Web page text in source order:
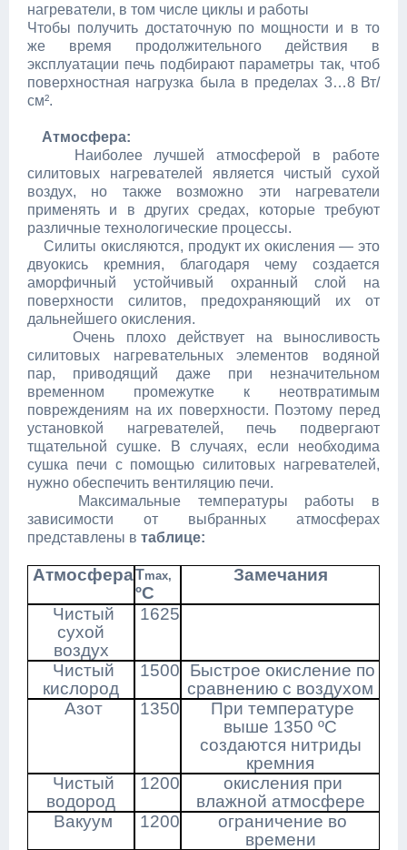
нагреватели, в том числе циклы и работы
Чтобы получить достаточную по мощности и в то
же время продолжительного действия в
эксплуатации печь подбирают параметры так, чтоб
поверхностная нагрузка была в пределах 3…8 Вт/
см².
Атмосфера:
Наиболее лучшей атмосферой в работе
силитовых нагревателей является чистый сухой
воздух, но также возможно эти нагреватели
применять и в других средах, которые требуют
различные технологические процессы.
Силиты окисляются, продукт их окисления — это
двуокись кремния, благодаря чему создается
аморфичный устойчивый охранный слой на
поверхности силитов, предохраняющий их от
дальнейшего окисления.
Очень плохо действует на выносливость
силитовых нагревательных элементов водяной
пар, приводящий даже при незначительном
временном промежутке к неотвратимым
повреждениям на их поверхности. Поэтому перед
установкой нагревателей, печь подвергают
тщательной сушке. В случаях, если необходима
сушка печи с помощью силитовых нагревателей,
нужно обеспечить вентиляцию печи.
Максимальные температуры работы в
зависимости от выбранных атмосферах
представлены в таблице:
АтмосфераTmax,
ºC
Замечания
Чистый
сухой
воздух
1625
Чистый
кислород
1500
Быстрое окисление по
сравнению с воздухом
Азот
1350
При температуре
выше 1350 ºС
создаются нитриды
кремния
Чистый
водород
1200
окисления при
влажной атмосфере
Вакуум
1200
ограничение во
времени